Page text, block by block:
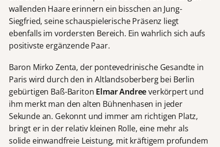
wallenden Haare erinnern ein bisschen an Jung-
Siegfried, seine schauspielerische Präsenz liegt
ebenfalls im vordersten Bereich. Ein wahrlich sich aufs
positivste ergänzende Paar.
Baron Mirko Zenta, der pontevedrinische Gesandte in
Paris wird durch den in Altlandsoberberg bei Berlin
gebürtigen Baß-Bariton Elmar Andreeverkörpert und
ihm merkt man den alten Bühnenhasen in jeder
Sekunde an. Gekonnt und immer am richtigen Platz,
bringt er in der relativ kleinen Rolle, eine mehr als
solide einwandfreie Leistung, mit kräftigem profundem